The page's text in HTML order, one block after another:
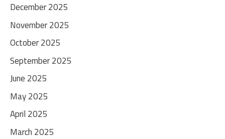
December 2025
November 2025
October 2025
September 2025
June 2025
May 2025
April 2025
March 2025